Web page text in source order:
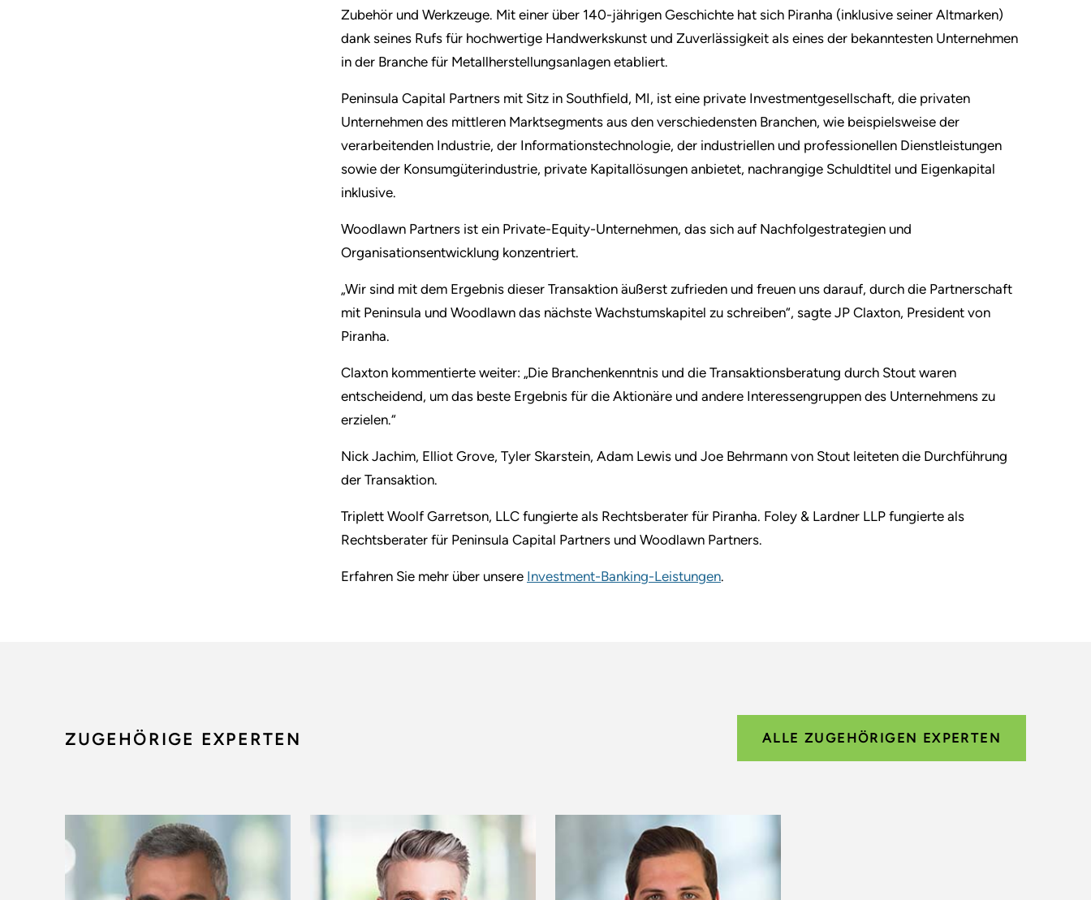
Zubehör und Werkzeuge. Mit einer über 140-jährigen Geschichte hat sich Piranha (inklusive seiner Altmarken)
dank seines Rufs für hochwertige Handwerkskunst und Zuverlässigkeit als eines der bekanntesten Unternehmen
in der Branche für Metallherstellungsanlagen etabliert.
Peninsula Capital Partners mit Sitz in Southfield, MI, ist eine private Investmentgesellschaft, die privaten
Unternehmen des mittleren Marktsegments aus den verschiedensten Branchen, wie beispielsweise der
verarbeitenden Industrie, der Informationstechnologie, der industriellen und professionellen Dienstleistungen
sowie der Konsumgüterindustrie, private Kapitallösungen anbietet, nachrangige Schuldtitel und Eigenkapital
inklusive.
Woodlawn Partners ist ein Private-Equity-Unternehmen, das sich auf Nachfolgestrategien und
Organisationsentwicklung konzentriert.
„Wir sind mit dem Ergebnis dieser Transaktion äußerst zufrieden und freuen uns darauf, durch die Partnerschaft
mit Peninsula und Woodlawn das nächste Wachstumskapitel zu schreiben“, sagte JP Claxton, President von
Piranha.
Claxton kommentierte weiter: „Die Branchenkenntnis und die Transaktionsberatung durch Stout waren
entscheidend, um das beste Ergebnis für die Aktionäre und andere Interessengruppen des Unternehmens zu
erzielen.“
Nick Jachim, Elliot Grove, Tyler Skarstein, Adam Lewis und Joe Behrmann von Stout leiteten die Durchführung
der Transaktion.
Triplett Woolf Garretson, LLC fungierte als Rechtsberater für Piranha. Foley & Lardner LLP fungierte als
Rechtsberater für Peninsula Capital Partners und Woodlawn Partners.
Erfahren Sie mehr über unsere Investment-Banking-Leistungen.
ZUGEHÖRIGE EXPERTEN ALLE ZUGEHÖRIGEN EXPERTEN